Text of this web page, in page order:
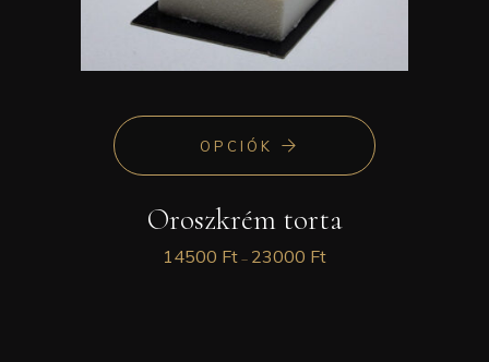
OPCIÓK
Oroszkrém torta
14500 Ft – 23000 Ft